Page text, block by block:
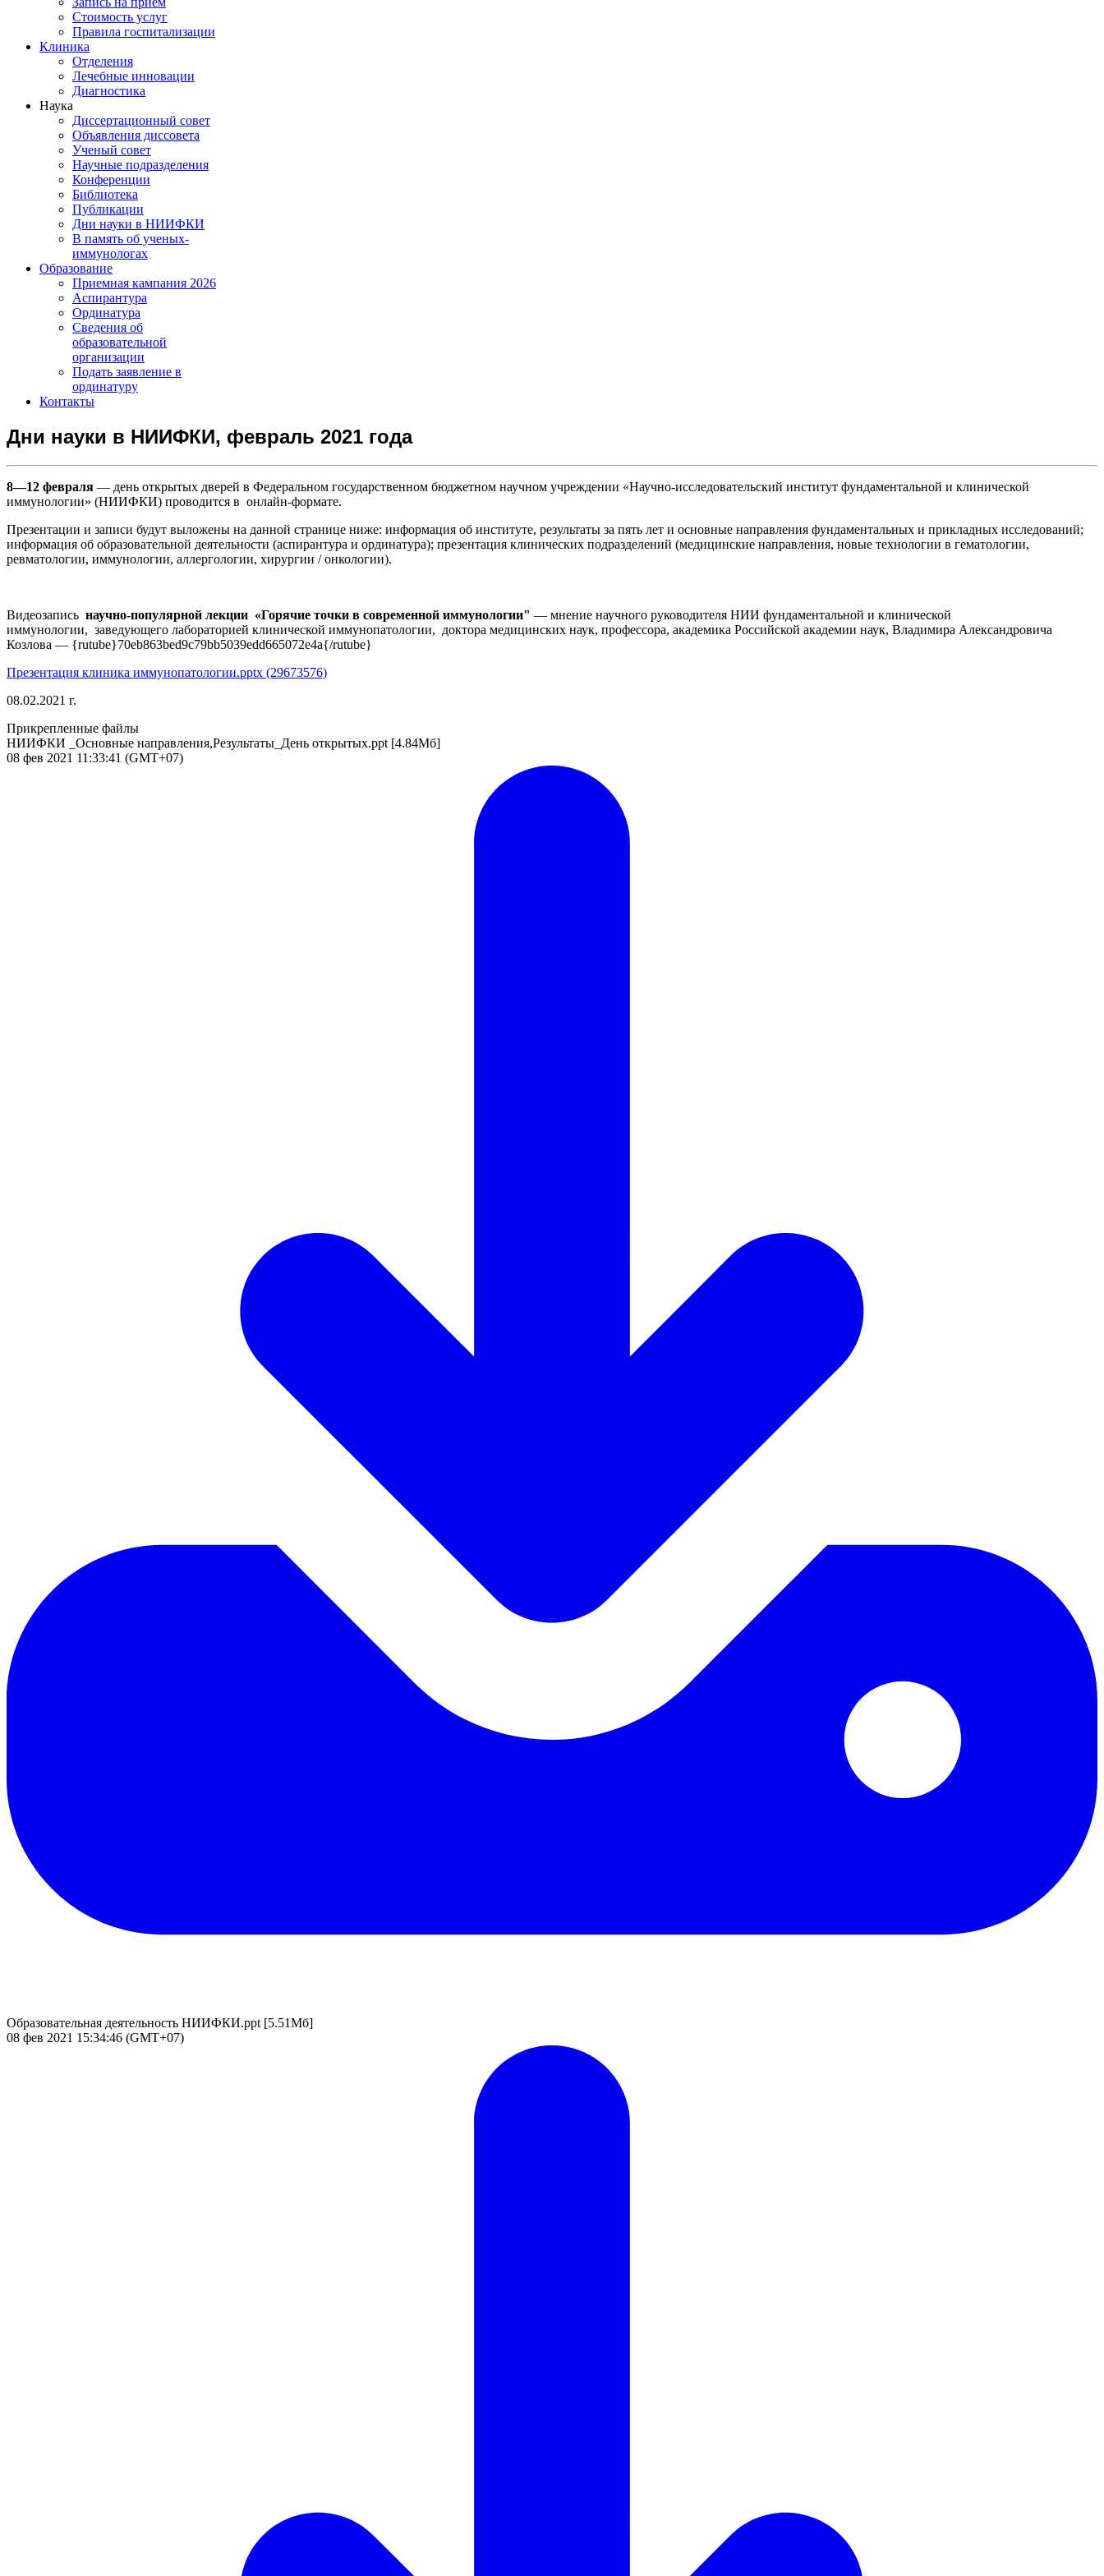
Стоимость услуг
Правила госпитализации
Клиника
Отделения
Лечебные инновации
Диагностика
Наука
Диссертационный совет
Объявления диссовета
Ученый совет
Научные подразделения
Конференции
Библиотека
Публикации
Дни науки в НИИФКИ
В память об ученых-
иммунологах
Образование
Приемная кампания 2026
Аспирантура
Ординатура
Сведения об
образовательной
организации
Подать заявление в
ординатуру
Контакты
Дни науки в НИИФКИ, февраль 2021 года
8—12 февраля — день открытых дверей в Федеральном государственном бюджетном научном учреждении «Научно-исследовательский институт фундаментальной и клинической
иммунологии» (НИИФКИ) проводится в онлайн-формате.
Презентации и записи будут выложены на данной странице ниже: информация об институте, результаты за пять лет и основные направления фундаментальных и прикладных исследований;
информация об образовательной деятельности (аспирантура и ординатура); презентация клинических подразделений (медицинские направления, новые технологии в гематологии,
ревматологии, иммунологии, аллергологии, хирургии / онкологии).
Видеозапись научно-популярной лекции «Горячие точки в современной иммунологии" — мнение научного руководителя НИИ фундаментальной и клинической
иммунологии, заведующего лабораторией клинической иммунопатологии, доктора медицинских наук, профессора, академика Российской академии наук, Владимира Александровича
Козлова — {rutube}70eb863bed9c79bb5039edd665072e4a{/rutube}
Презентация клиника иммунопатологии.pptx (29673576)
08.02.2021 г.
Прикрепленные файлы
НИИФКИ _Основные направления,Результаты_День открытых.ppt [4.84Мб]
08 фев 2021 11:33:41 (GMT+07)
Образовательная деятельность НИИФКИ.ppt [5.51Мб]
08 фев 2021 15:34:46 (GMT+07)